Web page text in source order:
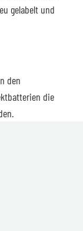
gelabelt und
den
die